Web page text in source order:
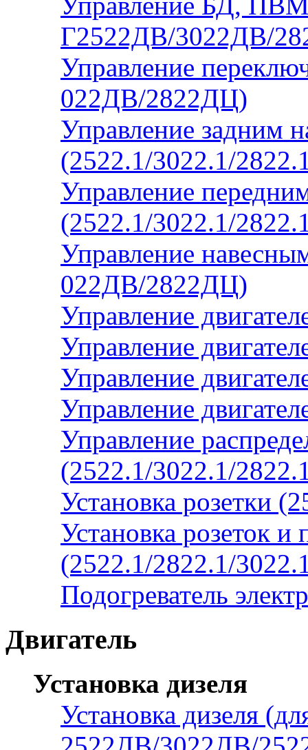
Г2522ДВ/3022ДВ/
Управление
022ДВ/2822ДЦ)
Управление задним
(2522.1/3022.1/
Управление
(2522.1/3022.1/
Управление
022ДВ/2822ДЦ)
Управление
Управление
Управление
Управление
Управление
(2522.1/3022.1/
Установка розетки
Установка розеток и
(2522.1/2822.1/
Подогреватель
Двигатель
Установка дизеля
Установка дизеля